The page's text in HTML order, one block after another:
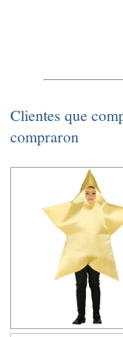
Clientes que
compraron